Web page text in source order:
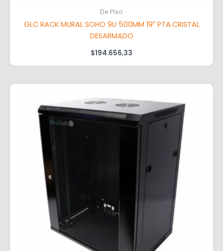
De Piso
GLC RACK MURAL SOHO 9U 500MM 19″ PTA.CRISTAL
DESARMADO
$194.656,33